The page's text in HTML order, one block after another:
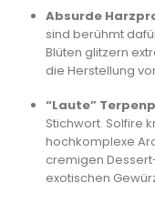
Absurde
sind berühmt
Blüten glitzern
die Herstellung
“Laute”
Stichwort. Solfire
hochkomplexe
cremigen
exotischen